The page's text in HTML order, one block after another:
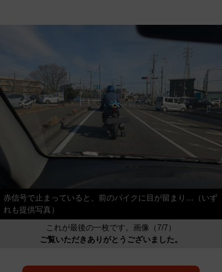
赤信号で止まっていると、前のバイクに目が留まり…（いず
れも提供写真）
これが最後の一枚です。画像（7/7）
ご覧いただきありがとうございました。